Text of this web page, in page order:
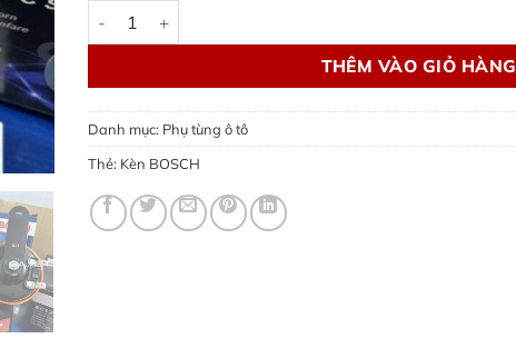
Kèn BOSCH 12V - Chính Hãng số lượng
THÊM VÀO GIỎ HÀNG
Danh mục: Phụ tùng ô tô
Thẻ: Kèn BOSCH